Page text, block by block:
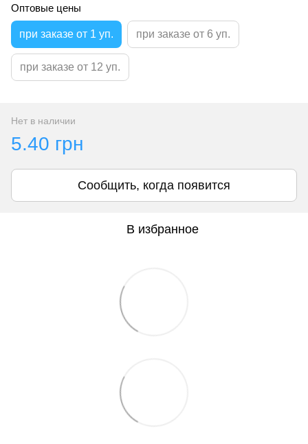
Оптовые цены
при заказе от 1 уп. при заказе от 6 уп.
при заказе от 12 уп.
Нет в наличии
5.40 грн
Сообщить, когда появится
В избранное